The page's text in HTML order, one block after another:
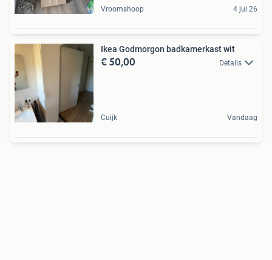
Vroomshoop 4 jul 26
Ikea Godmorgon badkamerkast wit
€ 50,00 Details
Cuijk Vandaag